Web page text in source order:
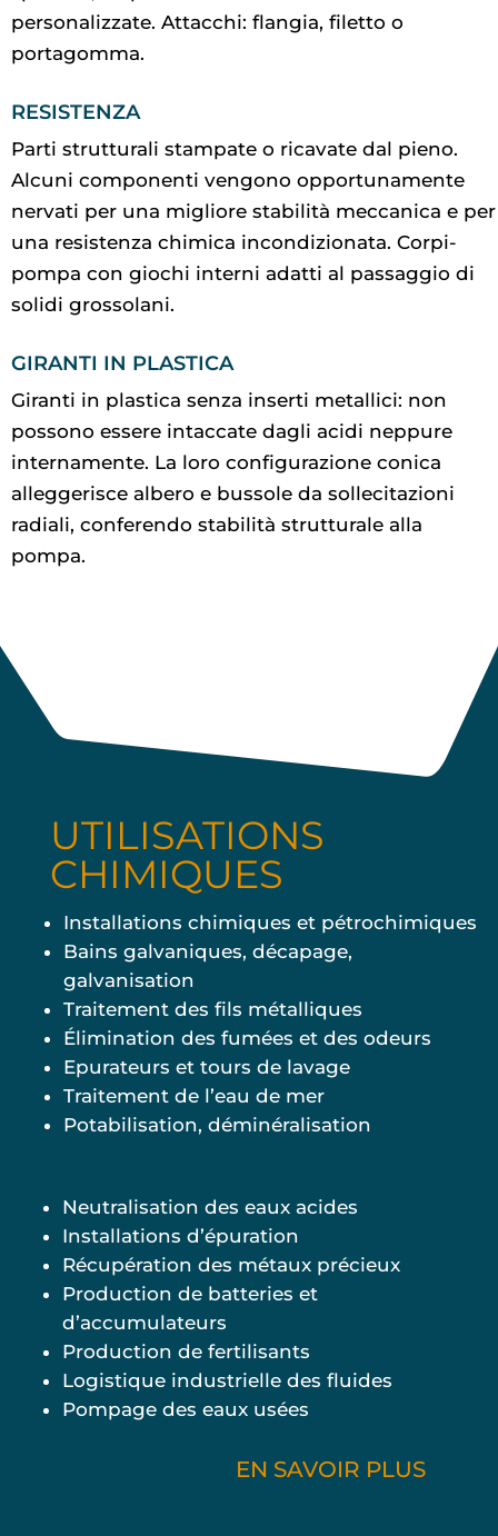
personalizzate. Attacchi: flangia, filetto o
portagomma.
RESISTENZA
Parti strutturali stampate o ricavate dal pieno.
Alcuni componenti vengono opportunamente
nervati per una migliore stabilità meccanica e per
una resistenza chimica incondizionata. Corpi-
pompa con giochi interni adatti al passaggio di
solidi grossolani.
GIRANTI IN PLASTICA
Giranti in plastica senza inserti metallici: non
possono essere intaccate dagli acidi neppure
internamente. La loro configurazione conica
alleggerisce albero e bussole da sollecitazioni
radiali, conferendo stabilità strutturale alla
pompa.
UTILISATIONS
CHIMIQUES
Installations chimiques et pétrochimiques
Bains galvaniques, décapage,
galvanisation
Traitement des fils métalliques
Élimination des fumées et des odeurs
Epurateurs et tours de lavage
Traitement de l’eau de mer
Potabilisation, déminéralisation
Neutralisation des eaux acides
Installations d’épuration
Récupération des métaux précieux
Production de batteries et
d’accumulateurs
Production de fertilisants
Logistique industrielle des fluides
Pompage des eaux usées
EN SAVOIR PLUS